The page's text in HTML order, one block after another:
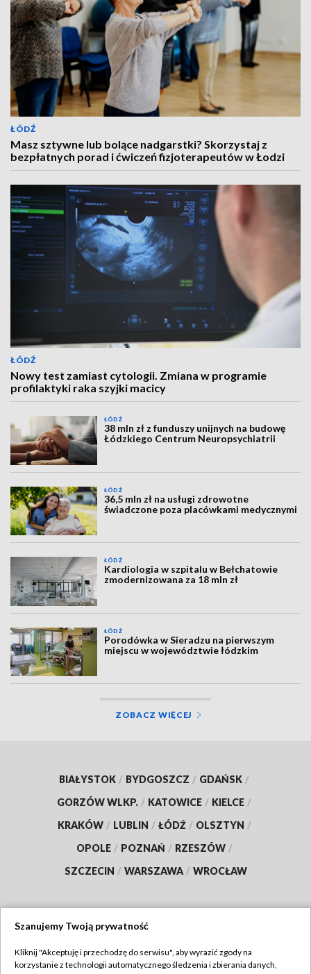
ŁÓDŹ
Masz sztywne lub bolące nadgarstki? Skorzystaj z
bezpłatnych porad i ćwiczeń fizjoterapeutów w Łodzi
ŁÓDŹ
Nowy test zamiast cytologii. Zmiana w programie
profilaktyki raka szyjki macicy
ŁÓDŹ
38 mln zł z funduszy unijnych na budowę
Łódzkiego Centrum Neuropsychiatrii
ŁÓDŹ
36,5 mln zł na usługi zdrowotne
świadczone poza placówkami medycznymi
ŁÓDŹ
Kardiologia w szpitalu w Bełchatowie
zmodernizowana za 18 mln zł
ŁÓDŹ
Porodówka w Sieradzu na pierwszym
miejscu w województwie łódzkim
ZOBACZ WIĘCEJ
BIAŁYSTOK / BYDGOSZCZ / GDAŃSK /
GORZÓW WLKP. / KATOWICE / KIELCE /
KRAKÓW / LUBLIN / ŁÓDŹ / OLSZTYN /
OPOLE / POZNAŃ / RZESZÓW /
SZCZECIN / WARSZAWA / WROCŁAW
TVP
Szanujemy Twoją prywatność
Kliknij "Akceptuję i przechodzę do serwisu", aby wyrazić zgody na
korzystanie z technologii automatycznego śledzenia i zbierania danych,